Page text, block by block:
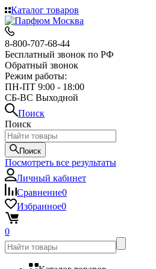
Каталог товаров
8-800-707-68-44
Бесплатный звонок по РФ
Обратный звонок
Режим работы:
ПН-ПТ 9:00 - 18:00
СБ-ВС Выходной
Поиск
Поиск
Поиск
Посмотреть все результаты
Личный кабинет
Сравнение0
Избранное0
0